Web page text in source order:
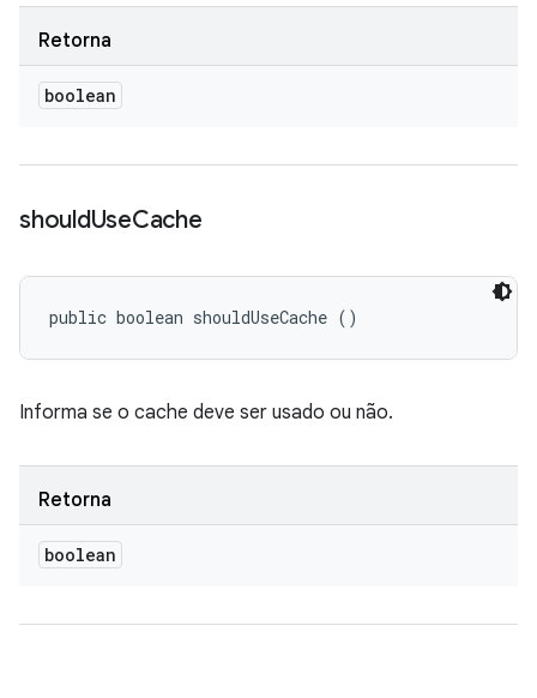
Retorna
boolean
shouldUseCache
public boolean shouldUseCache ()
Informa se o cache deve ser usado ou não.
Retorna
boolean